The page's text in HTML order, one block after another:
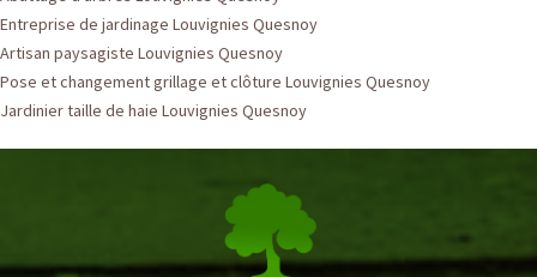
Entreprise de jardinage Louvignies Quesnoy
Artisan paysagiste Louvignies Quesnoy
Pose et changement grillage et clôture Louvignies Quesnoy
Jardinier taille de haie Louvignies Quesnoy